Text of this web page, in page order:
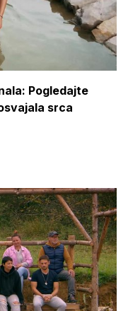
Pogledajte
srca